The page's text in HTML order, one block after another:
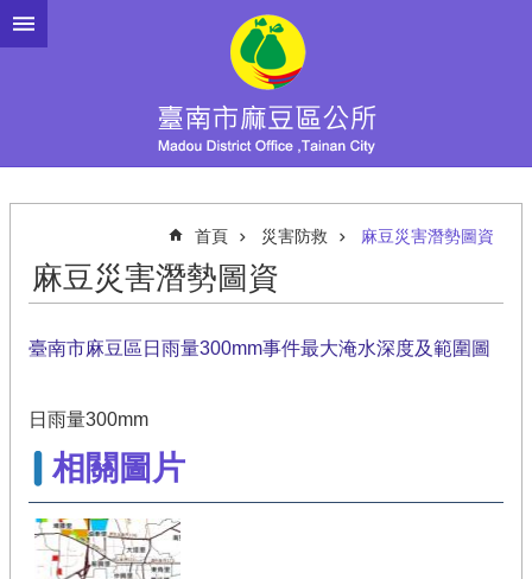
跳到主要內容區塊
首頁 災害防救 麻豆災害潛勢圖資
麻豆災害潛勢圖資
臺南市麻豆區日雨量300mm事件最大淹水深度及範圍圖
日雨量300mm
相關圖片